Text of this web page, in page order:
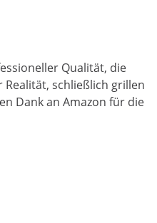
Qualität, die
schließlich grillen
Dank an Amazon für die